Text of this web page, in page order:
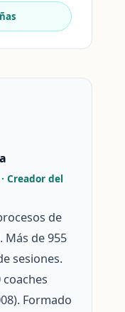
Creador del
de
de 955
sesiones.
Formado